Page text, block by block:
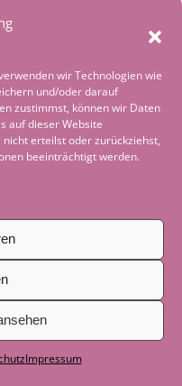
wir Technologien wie
und/oder darauf
zustimmst, können wir Daten
auf dieser Website
erteilst oder zurückziehst,
beeinträchtigt werden.
Impressum
dass mein
Die Sanftheit,
auch
leise
Dass ich mich
Dass kein
Dass die größte
liegt,
was ist.